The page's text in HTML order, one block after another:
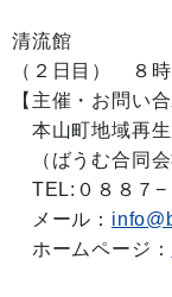
【宿泊場
清流館
（２日目） ８
【主催・お問い
本山町地域再生
（ばうむ合同会
TEL:０８８７−
メール：
ホームページ：